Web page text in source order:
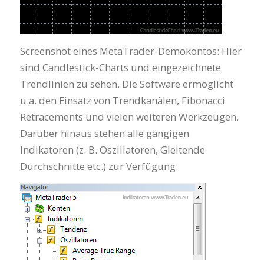
Screenshot eines MetaTrader-Demokontos: Hier
sind Candlestick-Charts und eingezeichnete
Trendlinien zu sehen. Die Software ermöglicht
u.a. den Einsatz von Trendkanälen, Fibonacci
Retracements und vielen weiteren Werkzeugen.
Darüber hinaus stehen alle gängigen
Indikatoren (z. B. Oszillatoren, Gleitende
Durchschnitte etc.) zur Verfügung.